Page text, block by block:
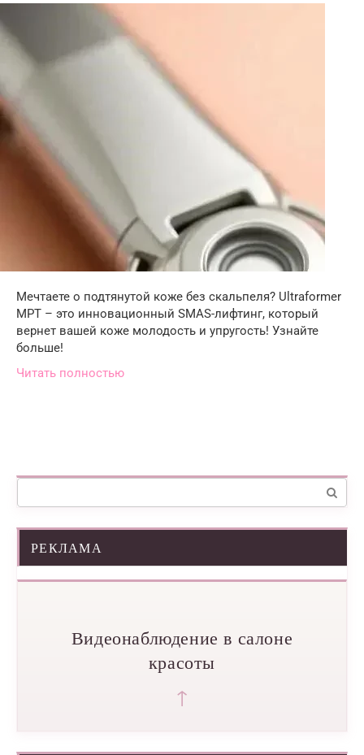
Мечтаете о подтянутой коже без скальпеля? Ultraformer
MPT – это инновационный SMAS-лифтинг, который
вернет вашей коже молодость и упругость! Узнайте
больше!
Читать полностью
Поиск:
РЕКЛАМА
Видеонаблюдение в салоне
красоты
↑